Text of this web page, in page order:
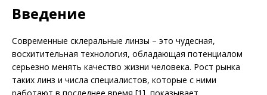
Введение
Современные склеральные линзы – это чудесная,
восхитительная технология, обладающая потенциалом
серьезно менять качество жизни человека. Рост рынка
таких линз и числа специалистов, которые с ними